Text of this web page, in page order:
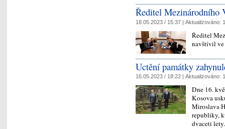
Ředitel Mezinárodního
18.05.2023 / 15:37 | Aktualizováno:
Ředitel
navštívil ve
Uctění památky
16.05.2023 / 18:22 | Aktualizováno:
Dne 16.
Kosova
Miroslava
republiky,
dvaceti